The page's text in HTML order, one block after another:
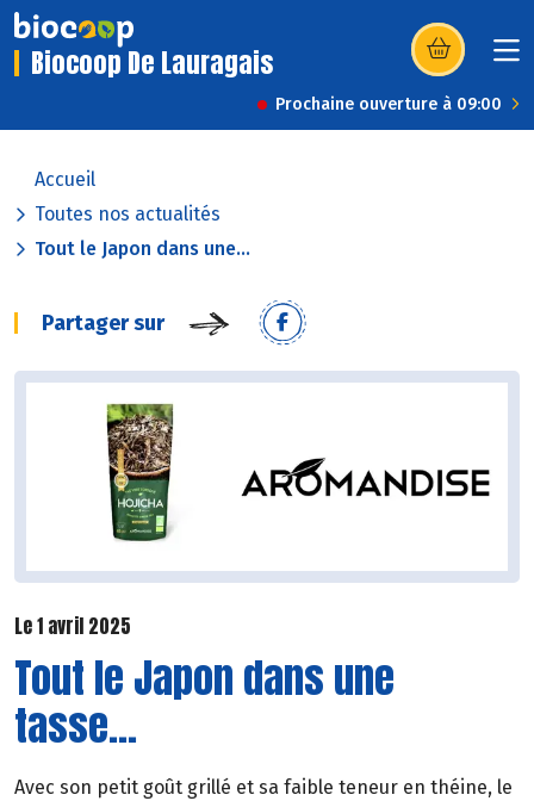
Biocoop De Lauragais (s’ouvre dans
Prochaine ouverture à 09:00
Accueil
Toutes nos actualités
Tout le Japon dans une...
Partager sur
Le 1 avril 2025
Tout le Japon dans une
tasse...
Avec son petit goût grillé et sa faible teneur en théine, le